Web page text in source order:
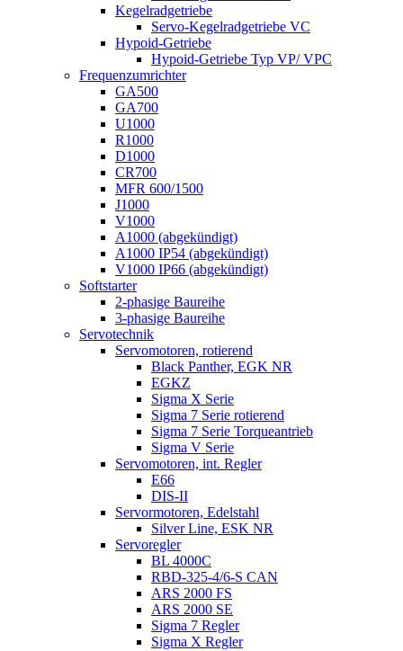
Kegelradgetriebe
Servo-Kegelradgetriebe VC
Hypoid-Getriebe
Hypoid-Getriebe Typ VP/ VPC
Frequenzumrichter
GA500
GA700
U1000
R1000
D1000
CR700
MFR 600/1500
J1000
V1000
A1000 (abgekündigt)
A1000 IP54 (abgekündigt)
V1000 IP66 (abgekündigt)
Softstarter
2-phasige Baureihe
3-phasige Baureihe
Servotechnik
Servomotoren, rotierend
Black Panther, EGK NR
EGKZ
Sigma X Serie
Sigma 7 Serie rotierend
Sigma 7 Serie Torqueantrieb
Sigma V Serie
Servomotoren, int. Regler
E66
DIS-II
Servormotoren, Edelstahl
Silver Line, ESK NR
Servoregler
BL 4000C
RBD-325-4/6-S CAN
ARS 2000 FS
ARS 2000 SE
Sigma 7 Regler
Sigma X Regler